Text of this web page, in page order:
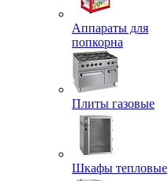
Аппараты для
попкорна
Плиты газовые
Шкафы тепловые